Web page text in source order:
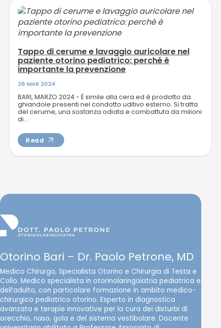
Tappo di cerume e lavaggio auricolare nel
paziente otorino pediatrico: perché è
importante la prevenzione
26 MAR 2024
BARI, MARZO 2024 - È simile alla cera ed è prodotto da
ghiandole presenti nel condotto uditivo esterno. Si tratta
del cerume, una sostanza odiata e combattuta da milioni
di...
Read
Otorino Bari – Dr. Paolo Petrone, MD
Medico Chirurgo, Specialista Otorino e Chirurgia di Testa e
Collo. Medico specialista in otorinolaringoiatria pediatrica e
dell’adulto, con particolare formazione in ambito medico-
chirurgico pediatrico otorino. Esperto in diagnostica
avanzata e terapie innovative per la cura dei disturbi di
orecchio, naso, gola e del sistema vestibolare. Docente